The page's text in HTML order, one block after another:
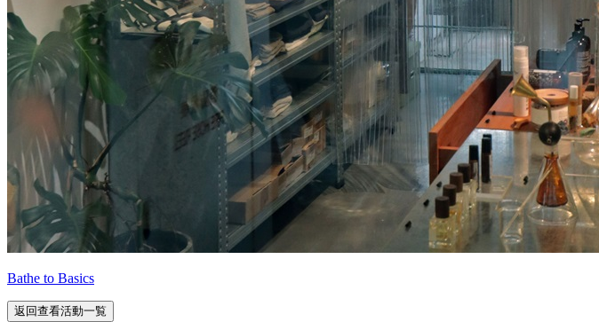
Bathe to Basics
返回查看活動一覧